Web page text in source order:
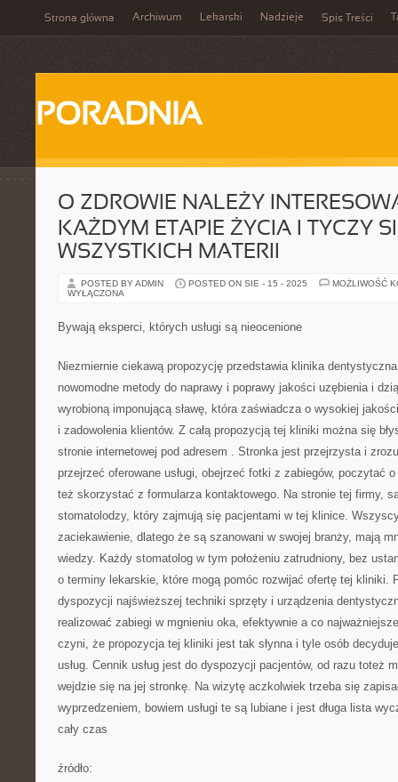
Strona główna Archiwum Lekarski Nadzieje Spis Treści
PORADNIA
O ZDROWIE NALEŻY
KAŻDYM ETAPIE ŻYCIA I TYCZY
WSZYSTKICH MATERII
POSTED BY ADMIN POSTED ON SIE - 15 - 2025
MOŻLIWOŚĆ
WYŁĄCZONA
Bywają eksperci, których usługi są nieocenione
Niezmiernie ciekawą propozycję przedstawia klinika
nowomodne metody do naprawy i poprawy jakości uzębienia i
wyrobioną imponującą sławę, która zaświadcza o wysokiej
i zadowolenia klientów. Z całą propozycją tej kliniki można się
stronie internetowej pod adresem . Stronka jest przejrzysta i
przejrzeć oferowane usługi, obejrzeć fotki z zabiegów, poczytać
też skorzystać z formularza kontaktowego. Na stronie tej firmy,
stomatolodzy, który zajmują się pacjentami w tej klinice.
zaciekawienie, dlatego że są szanowani w swojej branży, mają
wiedzy. Każdy stomatolog w tym położeniu zatrudniony, bez
o terminy lekarskie, które mogą pomóc rozwijać ofertę tej kliniki.
dyspozycji najświeższej techniki sprzęty i urządzenia
realizować zabiegi w mgnieniu oka, efektywnie a co
czyni, że propozycja tej kliniki jest tak słynna i tyle osób
usług. Cennik usług jest do dyspozycji pacjentów, od razu toteż
wejdzie się na jej stronkę. Na wizytę aczkolwiek trzeba się
wyprzedzeniem, bowiem usługi te są lubiane i jest długa lista
cały czas
źródło: